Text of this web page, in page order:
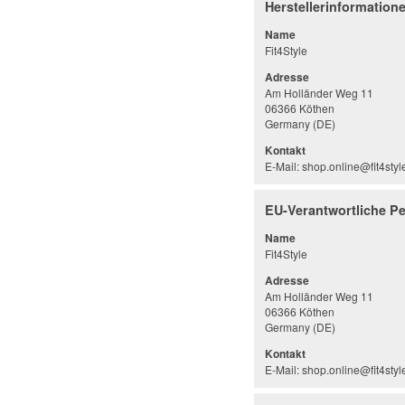
Name
Fit4Style
Adresse
Am Holländer Weg 11
06366 Köthen
Germany (DE)
Kontakt
E-Mail:
EU-Verantwortliche
Name
Fit4Style
Adresse
Am Holländer Weg 11
06366 Köthen
Germany (DE)
Kontakt
E-Mail: